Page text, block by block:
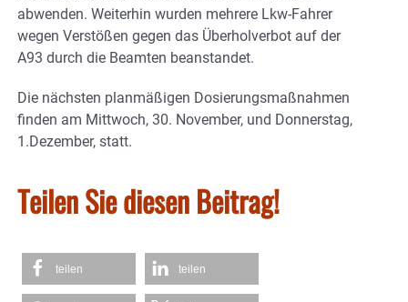
abwenden. Weiterhin wurden mehrere Lkw-Fahrer
wegen Verstößen gegen das Überholverbot auf der
A93 durch die Beamten beanstandet.
Die nächsten planmäßigen Dosierungsmaßnahmen
finden am Mittwoch, 30. November, und Donnerstag,
1.Dezember, statt.
Teilen Sie diesen Beitrag!
teilen teilen